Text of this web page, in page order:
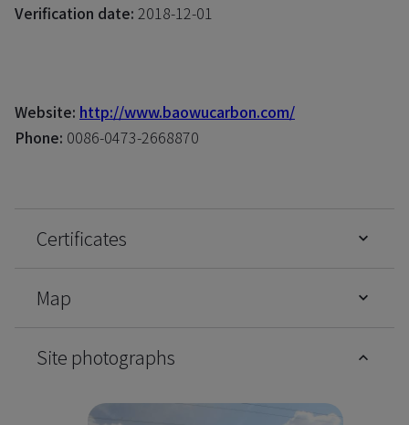
Verification date: 2018-12-01
Website: http://www.baowucarbon.com/
Phone: 0086-0473-2668870
Certificates
Map
Site photographs